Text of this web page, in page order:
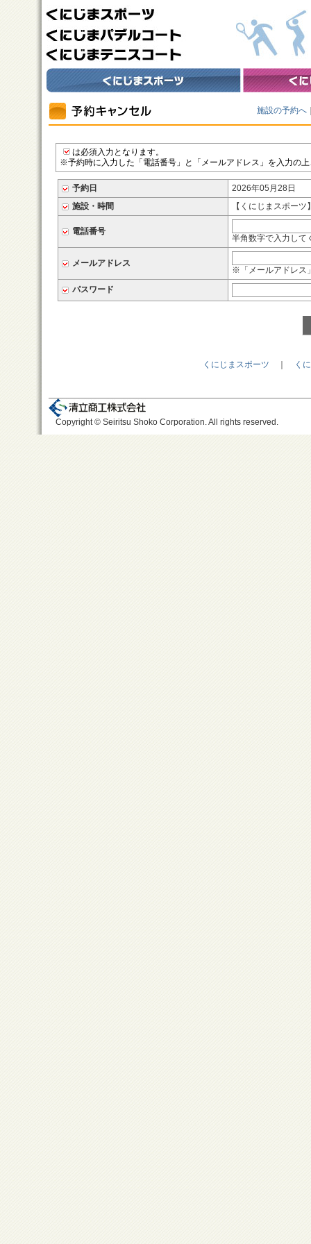
施設の予約へ
は必須入力となります。
※予約時に入力した「電話番号」と「メールアドレス」を入力の
予約日
2026年05月28日
施設・時間
【くにじまスポー
電話番号
半角数字で入力して
メールアドレス
※「メールアドレス
パスワード
くにじまスポーツ く
Copyright © Seiritsu Shoko Corporation. All rights reserved.